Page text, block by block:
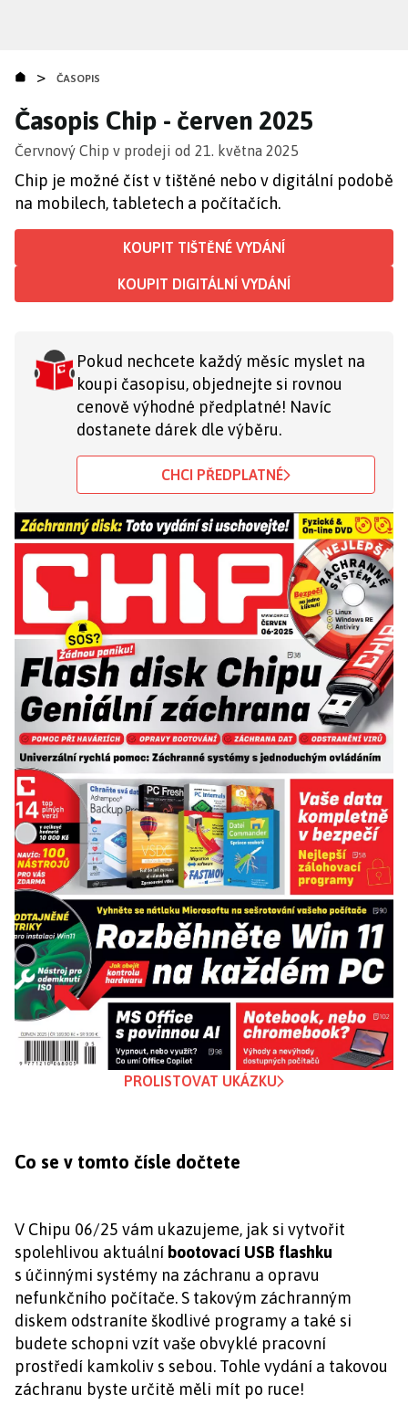
obsahu
> ČASOPIS
PROLISTOVAT UKÁZKU
Časopis Chip - červen 2025
Červnový Chip v prodeji od 21. května 2025
Chip je možné číst v tištěné nebo v digitální podobě
na mobilech, tabletech a počítačích.
KOUPIT TIŠTĚNÉ VYDÁNÍ
KOUPIT DIGITÁLNÍ VYDÁNÍ
Pokud nechcete každý měsíc myslet na
koupi časopisu, objednejte si rovnou
cenově výhodné předplatné! Navíc
dostanete dárek dle výběru.
CHCI PŘEDPLATNÉ
Co se v tomto čísle dočtete
V Chipu 06/25 vám ukazujeme, jak si vytvořit
spolehlivou aktuální bootovací USB flashku
s účinnými systémy na záchranu a opravu
nefunkčního počítače. S takovým záchranným
diskem odstraníte škodlivé programy a také si
budete schopni vzít vaše obvyklé pracovní
prostředí kamkoliv s sebou. Tohle vydání a takovou
záchranu byste určitě měli mít po ruce!